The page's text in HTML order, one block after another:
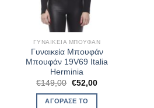
ΓΥΝΑΙΚΕΊΑ ΜΠΟΥΦΆΝ
Γυναικεία Μπουφάν
Μπουφάν 19V69 Italia
Herminia
€149,00 Original
was:
€149,00.
€52,00Η
ΑΓΌΡΑΣΈ ΤΟ